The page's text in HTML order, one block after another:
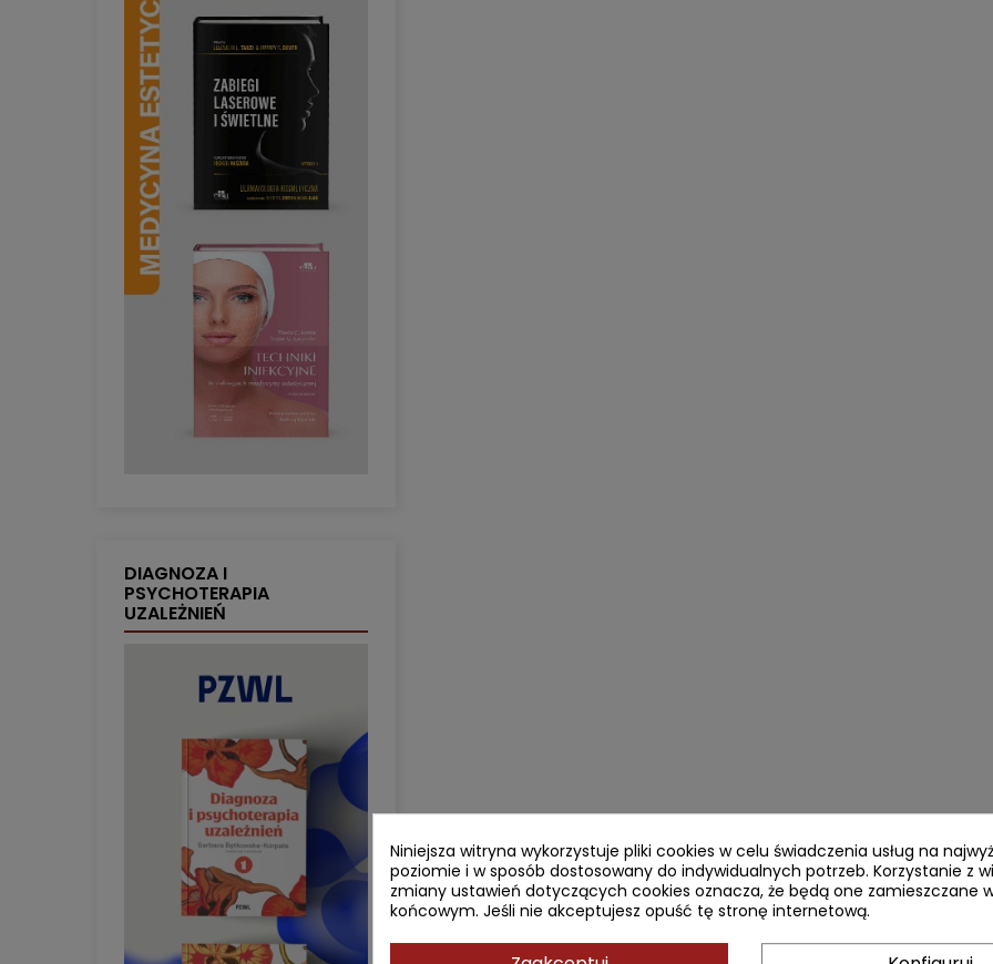
DIAGNOZA I
PSYCHOTERAPIA
UZALEŻNIEŃ
Niniejsza witryna wykorzystuje pliki cookies w celu świadczenia usług na
poziomie i w sposób dostosowany do indywidualnych potrzeb. Korzystanie z
zmiany ustawień dotyczących cookies oznacza, że będą one zamieszczane
końcowym. Jeśli nie akceptujesz opuść tę stronę internetową.